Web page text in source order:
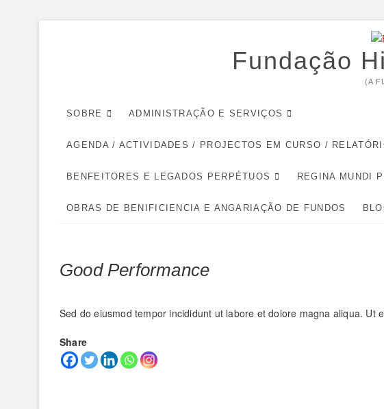
Fundação
(A
SOBRE ADMINISTRAÇÃO E SERVIÇOS
AGENDA / ACTIVIDADES / PROJECTOS EM CURSO /
BENFEITORES E LEGADOS PERPÉTUOS REGINA MUNDI
OBRAS DE BENIFICIENCIA E ANGARIAÇÃO DE FUNDOS
Good Performance
Sed do eiusmod tempor incididunt ut labore et dolore magna aliqua. Ut
Share